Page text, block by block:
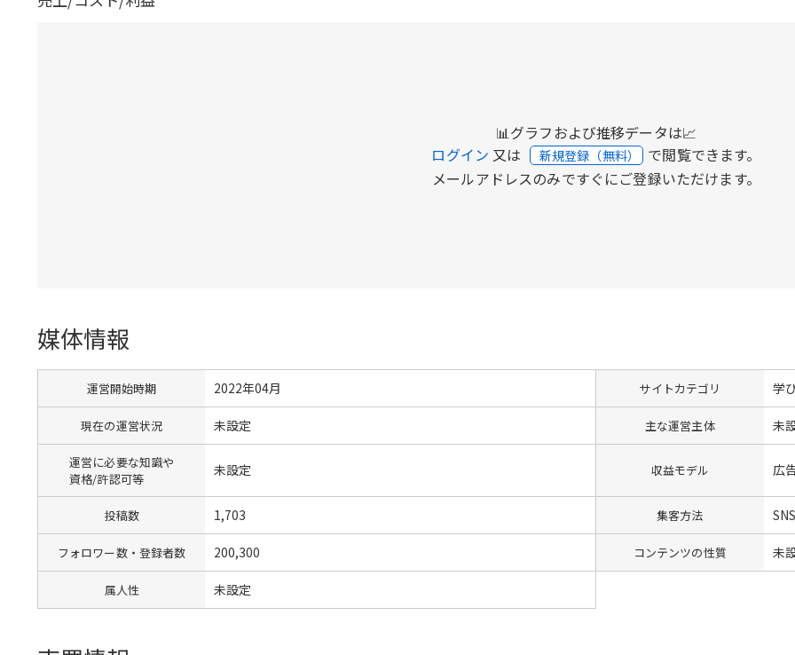
📊グラフおよび推移データは📈
ログイン 又は 新規登録（無料） で閲覧できます。
メールアドレスのみですぐにご登録いただけます。
媒体情報
運営開始時期 2022年04月 サイトカテゴリ 学
現在の運営状況 未設定 主な運営主体 未
運営に必要な知識や
資格/許認可等
未設定 収益モデル 広
投稿数 1,703 集客方法 SNS
フォロワー数・登録者数 200,300 コンテンツの性質 未
属人性 未設定